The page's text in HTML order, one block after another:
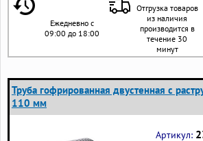
Ежедневно с
09:00 до 18:00
Отгрузка товаров
из наличия
производится в
течение 30
минут
Труба гофрированная двустенная с
110 мм
Артикул: